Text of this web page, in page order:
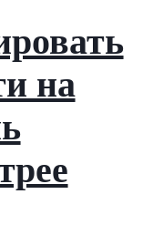
на